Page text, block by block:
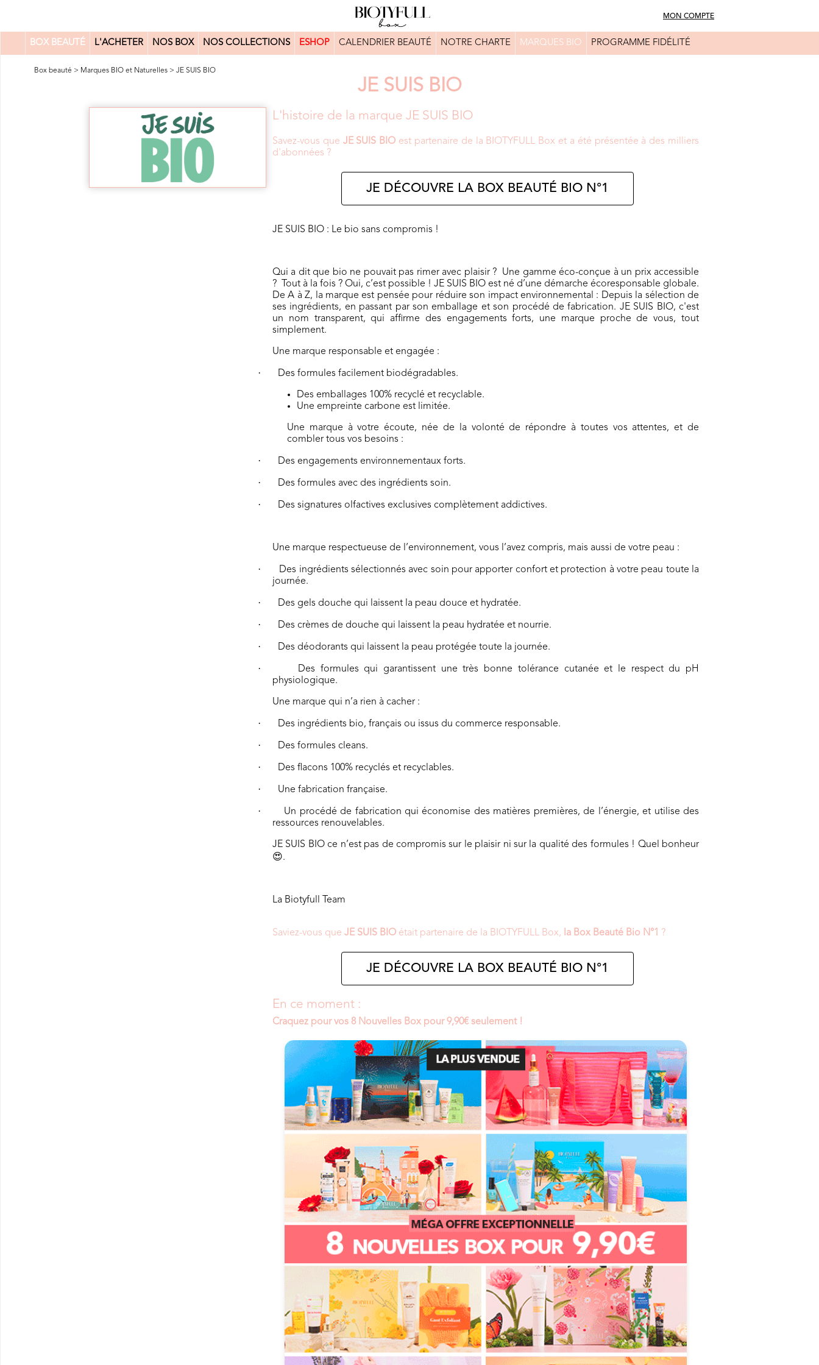
MON COMPTE
BOX BEAUTÉ L'ACHETER NOS BOX NOS COLLECTIONS ESHOP CALENDRIER BEAUTÉ NOTRE CHARTE MARQUES BIO PROGRAMME FIDÉLITÉ
0
Box beauté > Marques BIO et Naturelles > JE SUIS BIO
JE SUIS BIO
L'histoire de la marque JE SUIS BIO
Savez-vous que JE SUIS BIO est partenaire de la BIOTYFULL Box et a été présentée à des milliers
d'abonnées ?
JE DÉCOUVRE LA BOX BEAUTÉ BIO N°1
JE SUIS BIO : Le bio sans compromis !
Qui a dit que bio ne pouvait pas rimer avec plaisir ? Une gamme éco-conçue à un prix accessible
? Tout à la fois ? Oui, c’est possible ! JE SUIS BIO est né d’une démarche écoresponsable globale.
De A à Z, la marque est pensée pour réduire son impact environnemental : Depuis la sélection de
ses ingrédients, en passant par son emballage et son procédé de fabrication. JE SUIS BIO, c'est
un nom transparent, qui affirme des engagements forts, une marque proche de vous, tout
simplement.
Une marque responsable et engagée :
· Des formules facilement biodégradables.
Des emballages 100% recyclé et recyclable.
Une empreinte carbone est limitée.
Une marque à votre écoute, née de la volonté de répondre à toutes vos attentes, et de
combler tous vos besoins :
· Des engagements environnementaux forts.
· Des formules avec des ingrédients soin.
· Des signatures olfactives exclusives complètement addictives.
Une marque respectueuse de l’environnement, vous l’avez compris, mais aussi de votre peau :
·
Des ingrédients sélectionnés avec soin pour apporter confort et protection à votre peau toute la
journée.
· Des gels douche qui laissent la peau douce et hydratée.
· Des crèmes de douche qui laissent la peau hydratée et nourrie.
· Des déodorants qui laissent la peau protégée toute la journée.
·
Des formules qui garantissent une très bonne tolérance cutanée et le respect du pH
physiologique.
Une marque qui n’a rien à cacher :
· Des ingrédients bio, français ou issus du commerce responsable.
· Des formules cleans.
· Des flacons 100% recyclés et recyclables.
· Une fabrication française.
·
Un procédé de fabrication qui économise des matières premières, de l’énergie, et utilise des
ressources renouvelables.
JE SUIS BIO ce n’est pas de compromis sur le plaisir ni sur la qualité des formules ! Quel bonheur
😍.
La Biotyfull Team
Saviez-vous que JE SUIS BIO était partenaire de la BIOTYFULL Box, la Box Beauté Bio N°1 ?
JE DÉCOUVRE LA BOX BEAUTÉ BIO N°1
En ce moment :
Craquez pour vos 8 Nouvelles Box pour 9,90€ seulement !